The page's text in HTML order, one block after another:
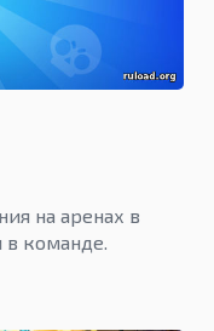
на аренах в
команде.